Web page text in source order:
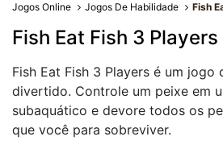
Jogos Online Jogos De Habilidade Fish
Fish Eat Fish 3 Players
Fish Eat Fish 3 Players é um jogo
divertido. Controle um peixe em
subaquático e devore todos os
que você para sobreviver.